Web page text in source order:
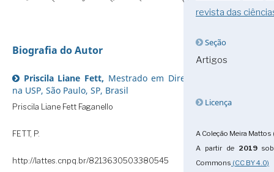
Biografia do Autor
Priscila Liane Fett, Mestrado em Direito
na USP, São Paulo, SP, Brasil
Priscila Liane Fett Faganello
FETT, P.
http://lattes.cnpq.br/8213630503380545
revista das
Seção
Artigos
Licença
A Coleção Meira
A partir de 2019sob
Commons (CC BY 4.0)